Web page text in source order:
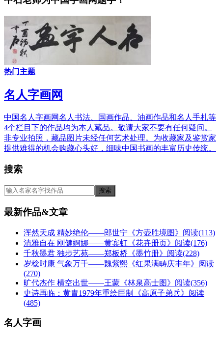
热门主题
名人字画网
中国名人字画网名人书法、国画作品、油画作品和名人手札等
4个栏目下的作品均为本人藏品。敬请大家不要有任何疑问。
非专业拍照，藏品图片未经任何艺术处理。为收藏家及鉴赏家
提供难得的机会购藏心头好，细味中国书画的丰富历史传统。
搜索
最新作品&文章
浑然天成 精妙绝伦——郎世宁《方壶胜境图》 阅读(113)
清雅自在 刚健婀娜——黄宾虹《花卉册页》 阅读(176)
千秋墨君 独步艺苑——郑板桥《墨竹册》 阅读(228)
岁稔时康 气象万千——魏紫熙《红果满畴庆丰年》 阅读
(270)
旷代杰作 横空出世——王蒙《林泉高士图》 阅读(356)
史诗再临：黄胄1979年重绘巨制《高原子弟兵》 阅读
(485)
名人字画